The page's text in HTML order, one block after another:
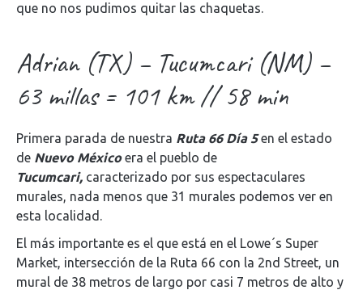
que no nos pudimos quitar las chaquetas.
Adrian (TX) – Tucumcari (NM) –
63 millas = 101 km // 58 min
Primera parada de nuestra Ruta 66 Día 5en el estado
de Nuevo Méxicoera el pueblo de
Tucumcari, caracterizado por sus espectaculares
murales, nada menos que 31 murales podemos ver en
esta localidad.
El más importante es el que está en el Lowe´s Super
Market, intersección de la Ruta 66 con la 2nd Street, un
mural de 38 metros de largo por casi 7 metros de alto y